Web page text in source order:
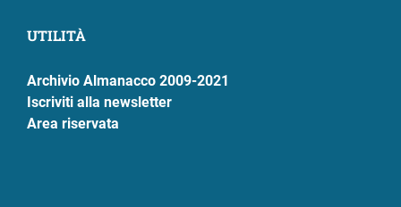
UTILITÀ
Archivio Almanacco 2009-2021
Iscriviti alla newsletter
Area riservata